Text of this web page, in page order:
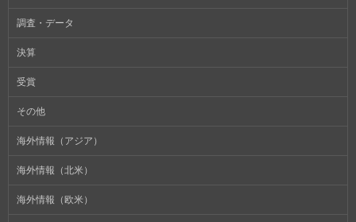
調査・データ
決算
受賞
その他
海外情報（アジア）
海外情報（北米）
海外情報（欧米）